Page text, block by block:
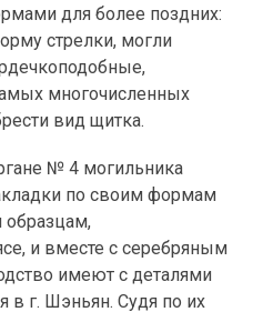
для более поздних:
стрелки, могли
многочисленных
вид щитка.
№ 4 могильника
по своим формам
образцам,
и вместе с серебряным
имеют с деталями
в г. Шэньян. Судя по их